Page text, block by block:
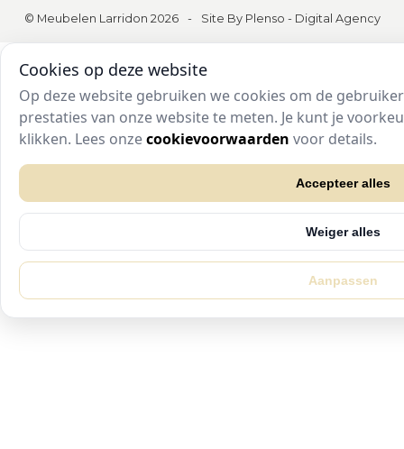
© Meubelen Larridon 2026 - Site By Plenso - Digital Agency
Cookies op deze website
Op deze website gebruiken we cookies om de
prestaties van onze website te meten. Je kunt je
klikken. Lees onzecookievoorwaarden voor details.
Accepteer alles
Weiger alles
Aanpassen